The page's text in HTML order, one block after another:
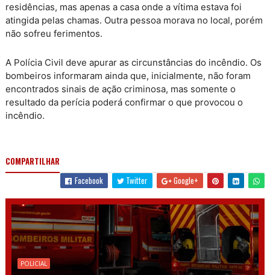
residências, mas apenas a casa onde a vítima estava foi
atingida pelas chamas. Outra pessoa morava no local, porém
não sofreu ferimentos.
A Polícia Civil deve apurar as circunstâncias do incêndio. Os
bombeiros informaram ainda que, inicialmente, não foram
encontrados sinais de ação criminosa, mas somente o
resultado da perícia poderá confirmar o que provocou o
incêndio.
COMPARTILHAR
Facebook
Twitter Google+
POLICIAL